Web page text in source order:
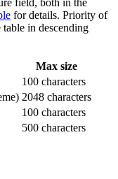
field, both in the
for details. Priority of
in descending
Max size
100 characters
2048 characters
100 characters
500 characters